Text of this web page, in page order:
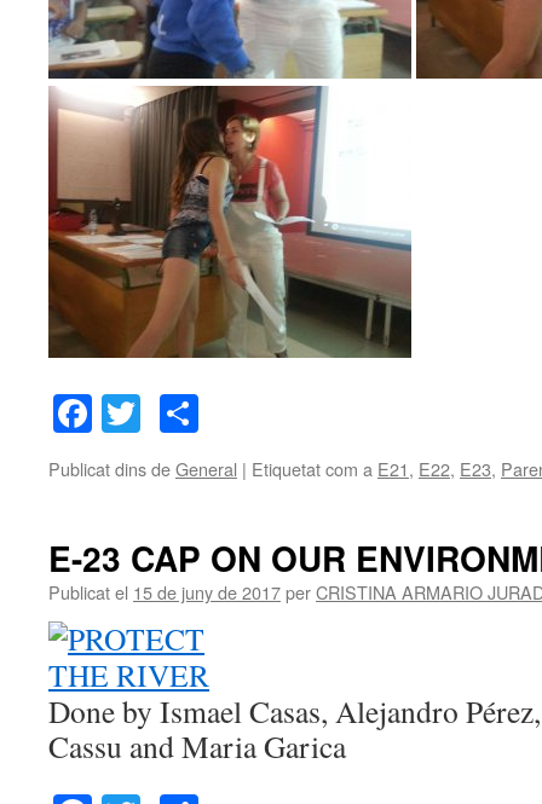
Facebook
Twitter
Publicat dins deGeneral | Etiquetat com a E21, E22, E23,
E-23 CAP ON OUR
Publicat el 15 de juny de 2017perCRISTINA ARMARIO
Done by Ismael Casas, Alejandro
Cassu and Maria Garica